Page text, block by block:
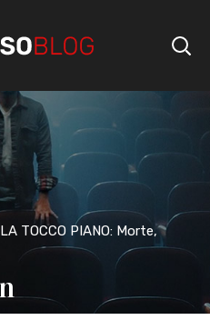
LA TOCCO PIANO: Morte,